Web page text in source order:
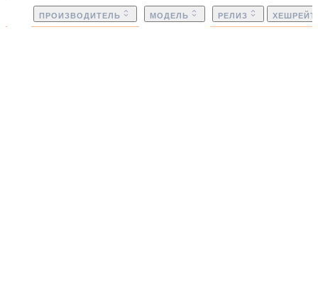
ПРОИЗВОДИТЕЛЬ МОДЕЛЬ РЕЛИЗ ХЕШРЕЙТ